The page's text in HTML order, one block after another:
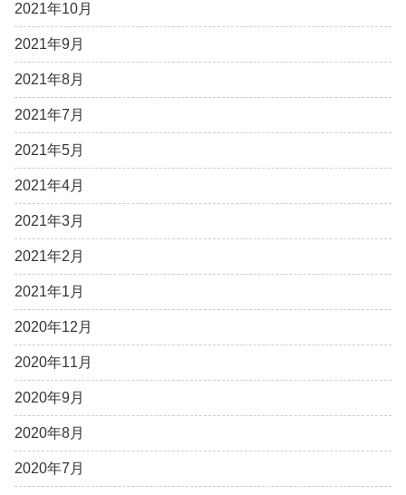
2021年10月
2021年9月
2021年8月
2021年7月
2021年5月
2021年4月
2021年3月
2021年2月
2021年1月
2020年12月
2020年11月
2020年9月
2020年8月
2020年7月